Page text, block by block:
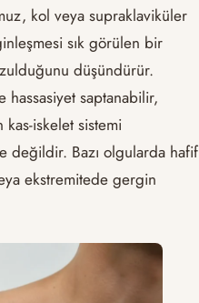
kol veya supraklaviküler
sık görülen bir
düşündürür.
hassasiyet saptanabilir,
iskelet sistemi
değildir. Bazı olgularda hafif
ekstremitede gergin